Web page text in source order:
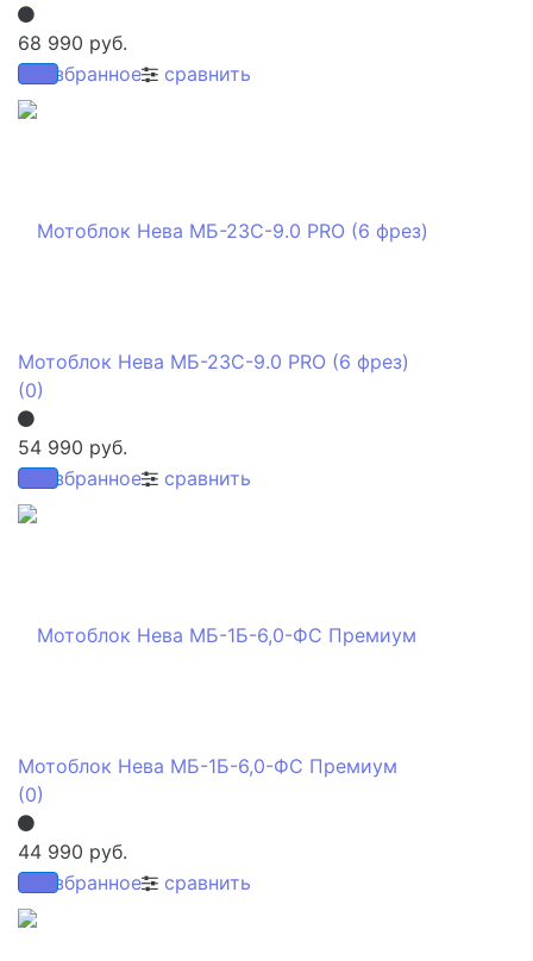
избранное сравнить
68 990 руб.
избранное сравнить
Мотоблок Нева МБ-23С-9.0 PRO (6 фрез)
(0)
54 990 руб.
избранное сравнить
Мотоблок Нева МБ-1Б-6,0-ФС Премиум
(0)
44 990 руб.